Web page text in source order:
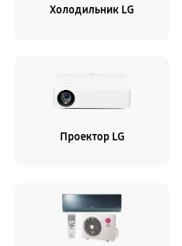
Холодильник LG
Проектор LG